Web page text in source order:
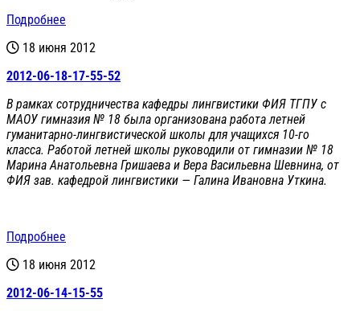
Подробнее
18 июня 2012
2012-06-18-17-55-52
В рамках сотрудничества кафедры лингвистики ФИЯ ТГПУ с
МАОУ гимназия № 18 была организована работа летней
гуманитарно-лингвистической школы для учащихся 10-го
класса. Работой летней школы руководили от гимназии № 18
Марина Анатольевна Гришаева и Вера Васильевна Шевнина, от
ФИЯ зав. кафедрой лингвистики — Галина Ивановна Уткина.
Подробнее
18 июня 2012
2012-06-14-15-55